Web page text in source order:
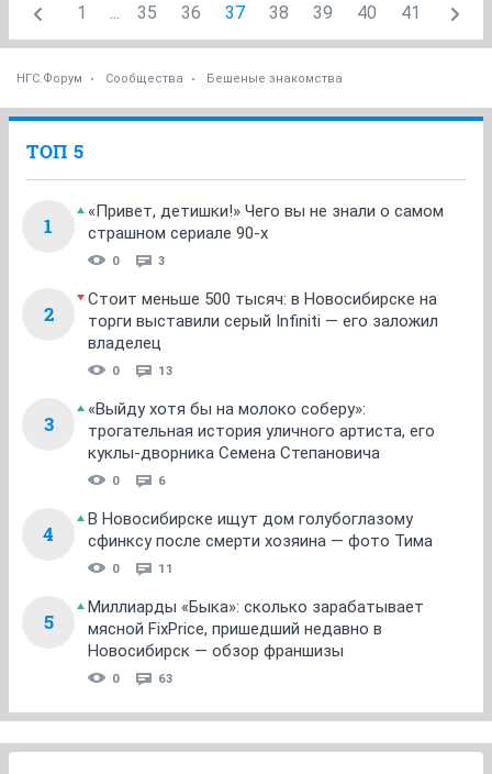
1 ... 35 36 37 38 39 40 41
НГС.Форум Сообщества Бешеные знакомства
ТОП 5
1
«Привет, детишки!» Чего вы не знали о самом
страшном сериале 90-х
0 3
2
Стоит меньше 500 тысяч: в Новосибирске на
торги выставили серый Infiniti — его заложил
владелец
0 13
3
«Выйду хотя бы на молоко соберу»:
трогательная история уличного артиста, его
куклы-дворника Семена Степановича
0 6
4
В Новосибирске ищут дом голубоглазому
сфинксу после смерти хозяина — фото Тима
0 11
5
Миллиарды «Быка»: сколько зарабатывает
мясной FixPrice, пришедший недавно в
Новосибирск — обзор франшизы
0 63